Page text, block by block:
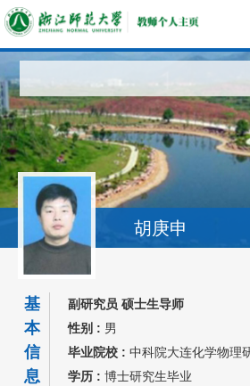
胡庚申
基
本
信
息
副研究员 硕士生导师
性别 : 男
毕业院校 : 中科院大连化学物理
学历 : 博士研究生毕业